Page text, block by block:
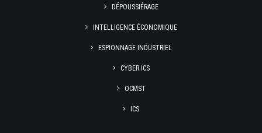
DÉPOUSSIÉRAGE
INTELLIGENCE ÉCONOMIQUE
ESPIONNAGE INDUSTRIEL
CYBER ICS
OCMST
ICS